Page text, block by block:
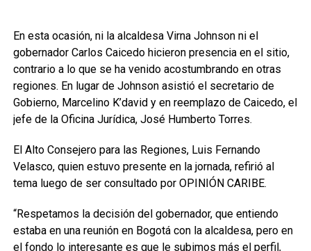
En esta ocasión, ni la alcaldesa Virna Johnson ni el
gobernador Carlos Caicedo hicieron presencia en el sitio,
contrario a lo que se ha venido acostumbrando en otras
regiones. En lugar de Johnson asistió el secretario de
Gobierno, Marcelino K’david y en reemplazo de Caicedo, el
jefe de la Oficina Jurídica, José Humberto Torres.
El Alto Consejero para las Regiones, Luis Fernando
Velasco, quien estuvo presente en la jornada, refirió al
tema luego de ser consultado por OPINIÓN CARIBE.
“Respetamos la decisión del gobernador, que entiendo
estaba en una reunión en Bogotá con la alcaldesa, pero en
el fondo lo interesante es que le subimos más el perfil,